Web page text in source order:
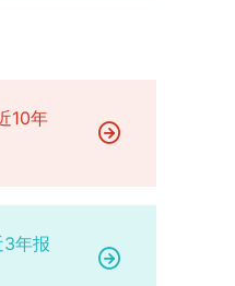
段由学校协调住宿；进
则执行。相关推荐：上
工大学MBA 浙江省
博士阶段研究设想等。
试与面试成绩各占
体科目见复试通知。4.
会急需学科建设，学校
家战略和产业需求，加
度融合，提升研究生的
三、深化培养模式改
10年
3年报